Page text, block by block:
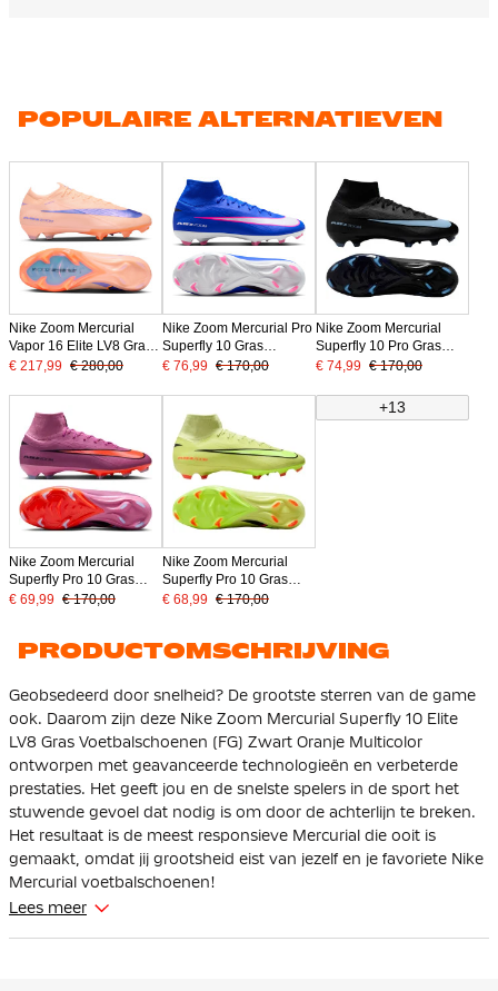
POPULAIRE ALTERNATIEVEN
Nike Zoom Mercurial
Vapor 16 Elite LV8 Gras
Voetbalschoenen (FG)
Paars
€ 217,99 € 280,00
Nike Zoom Mercurial Pro
Superfly 10 Gras
Voetbalschoenen (FG)
€ 76,99 € 170,00
Nike Zoom Mercurial
Superfly 10 Pro Gras
Voetbalschoenen (FG)
€ 74,99 € 170,00
Nike Zoom Mercurial
Superfly Pro 10 Gras
Voetbalschoenen (FG)
€ 69,99 € 170,00
Nike Zoom Mercurial
Superfly Pro 10 Gras
Voetbalschoenen (FG)
€ 68,99 € 170,00
+13
PRODUCTOMSCHRIJVING
Geobsedeerd door snelheid? De grootste sterren van de game
ook. Daarom zijn deze Nike Zoom Mercurial Superfly 10 Elite
LV8 Gras Voetbalschoenen (FG) Zwart Oranje Multicolor
ontworpen met geavanceerde technologieën en verbeterde
prestaties. Het geeft jou en de snelste spelers in de sport het
stuwende gevoel dat nodig is om door de achterlijn te breken.
Het resultaat is de meest responsieve Mercurial die ooit is
gemaakt, omdat jij grootsheid eist van jezelf en je favoriete Nike
Mercurial voetbalschoenen!
Lees meer